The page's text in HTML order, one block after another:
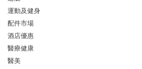
運動及健身
配件市場
酒店優惠
醫療健康
醫美